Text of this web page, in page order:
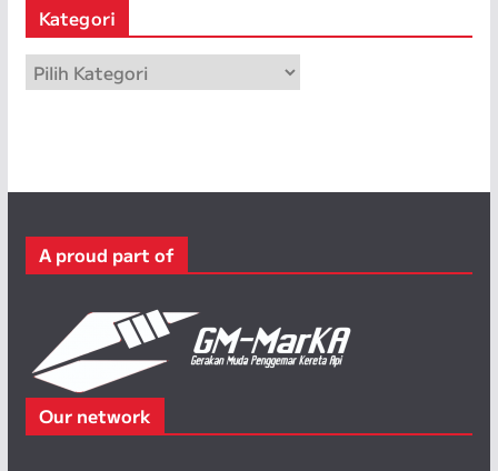
p
Kategori
a
r
A proud part of
Our network